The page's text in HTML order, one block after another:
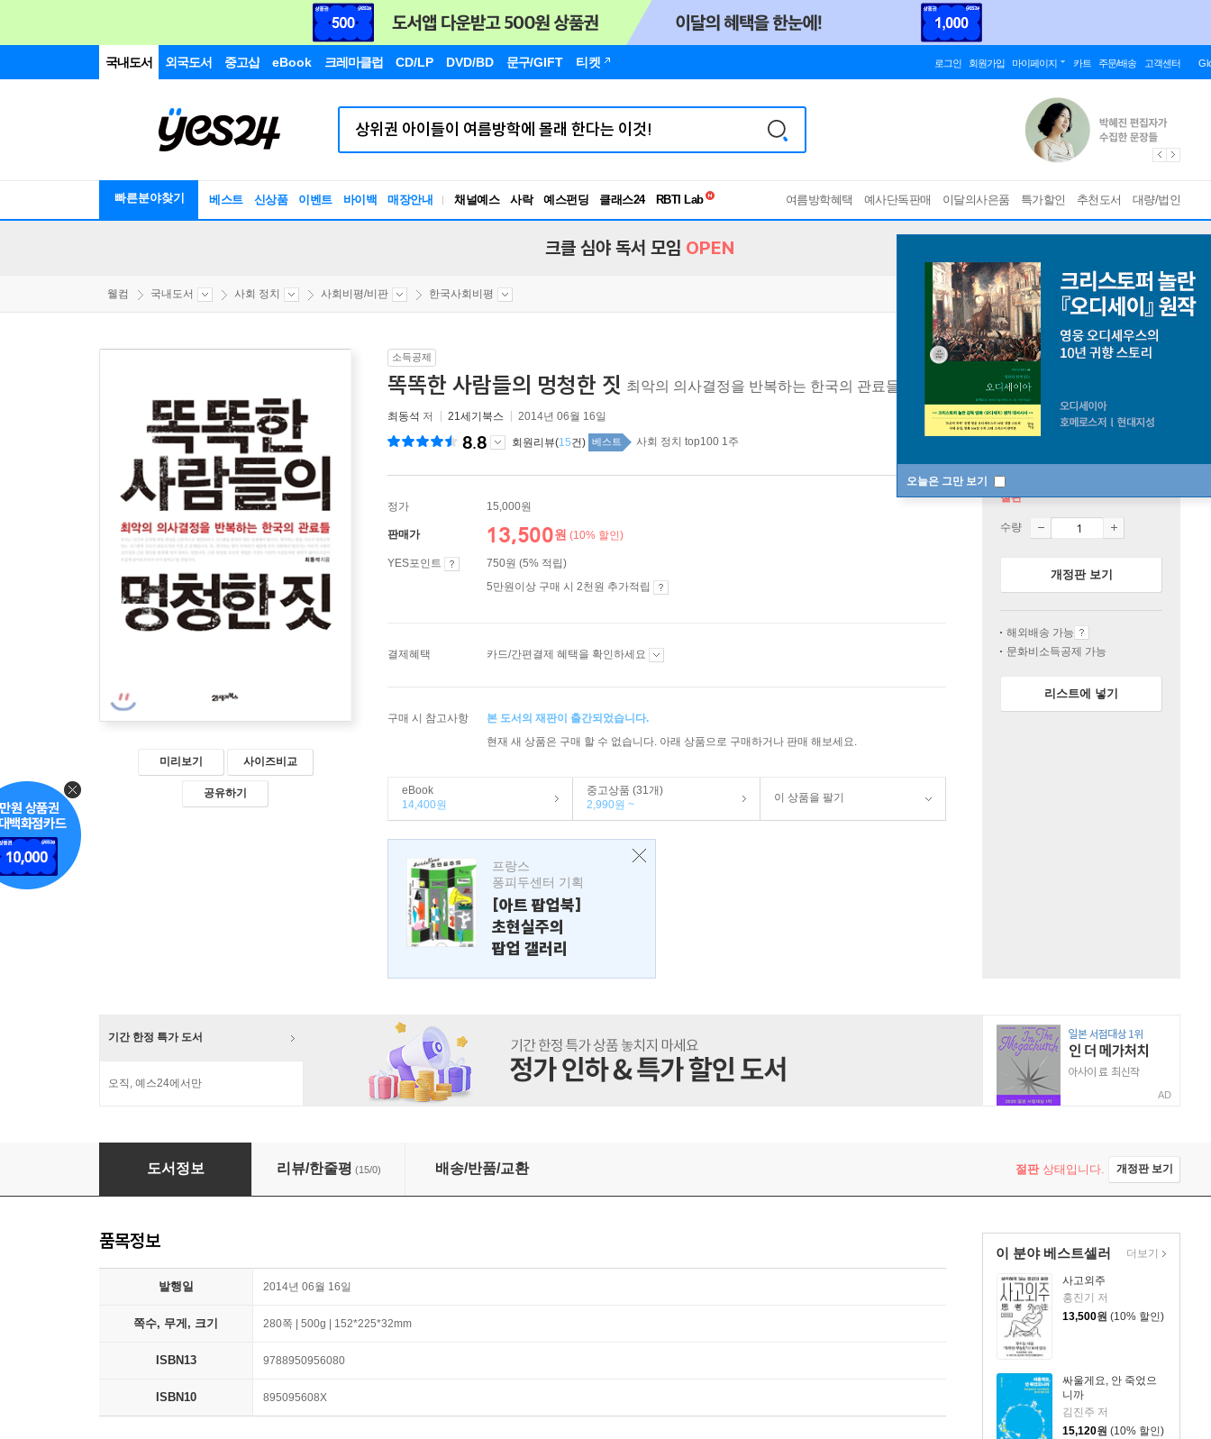
국내도서 외국도서 중고샵 eBook 크레마클럽 CD/LP DVD/BD 문구/GIFT 티켓 로그인 회원가입 마이페이지 카트 주문/배송 고객센터
빠른분야찾기 베스트 신상품 이벤트 바이백 매장안내 채널예스 사락 예스펀딩 클래스24
RBTI Lab
독서유형검사
여름방학혜택 예사단독판매 이달의사은품 특가할인 추천도서 대량/법인
오늘은 그만 보기
크클 심야 독서 모임 OPEN
웰컴 국내도서 사회 정치 사회비평/비판 한국사회비평
미리보기 사이즈비교
공유하기
소득공제
똑똑한 사람들의 멍청한 짓 최악의 의사결정을 반복하는 한국의 관료들
최동석 저 21세기북스 2014년 06월 16일
8.8 회원리뷰(15건) 베스트 사회 정치 top100 1주
정가 15,000원
판매가 13,500원 (10% 할인)
YES포인트
750원 (5% 적립)
5만원이상 구매 시 2천원 추가적립
결제혜택 카드/간편결제 혜택을 확인하세요
구매 시 참고사항
본 도서의 재판이 출간되었습니다.
현재 새 상품은 구매 할 수 없습니다. 아래 상품으로 구매하거나 판매 해보세요.
eBook
14,400원
중고상품 (31개)
2,990원 ~
이 상품을 팔기
프랑스
퐁피두센터 기획
[아트 팝업북]
초현실주의
팝업 갤러리
절판
수량
개정판 보기
해외배송 가능
문화비소득공제 가능
리스트에 넣기
기간 한정 특가 도서
오직, 예스24에서만
AD
똑똑한 사람들의 멍청한 짓
도서정보 리뷰/한줄평 (15/0) 배송/반품/교환 절판상태입니다. 개정판 보기
이 분야 베스트셀러
사고외주
홍진기 저
13,500원 (10% 할인)
싸울게요, 안 죽었으
니까
김진주 저
15,120원 (10% 할인)
더보기
품목정보
발행일 2014년 06월 16일
쪽수, 무게, 크기 280쪽 | 500g | 152*225*32mm
ISBN13 9788950956080
ISBN10 895095608X